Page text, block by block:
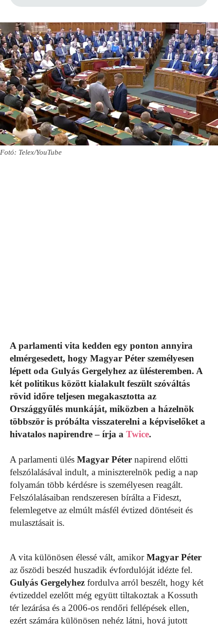
Fotó: Telex/YouTube
A parlamenti vita kedden egy ponton annyira
elmérgesedett, hogy Magyar Péter személyesen
lépett oda Gulyás Gergelyhez az ülésteremben. A
két politikus között kialakult feszült szóváltás
rövid időre teljesen megakasztotta az
Országgyűlés munkáját, miközben a házelnök
többször is próbálta visszaterelni a képviselőket a
hivatalos napirendre – írja a Twice.
A parlamenti ülés Magyar Péter napirend előtti
felszólalásával indult, a miniszterelnök pedig a nap
folyamán több kérdésre is személyesen reagált.
Felszólalásaiban rendszeresen bírálta a Fideszt,
felemlegetve az elmúlt másfél évtized döntéseit és
mulasztásait is.
A vita különösen élessé vált, amikorMagyar Péter
az őszödi beszéd huszadik évfordulóját idézte fel.
Gulyás Gergelyhez fordulva arról beszélt, hogy két
évtizeddel ezelőtt még együtt tiltakoztak a Kossuth
tér lezárása és a 2006-os rendőri fellépések ellen,
ezért számára különösen nehéz látni, hová jutott